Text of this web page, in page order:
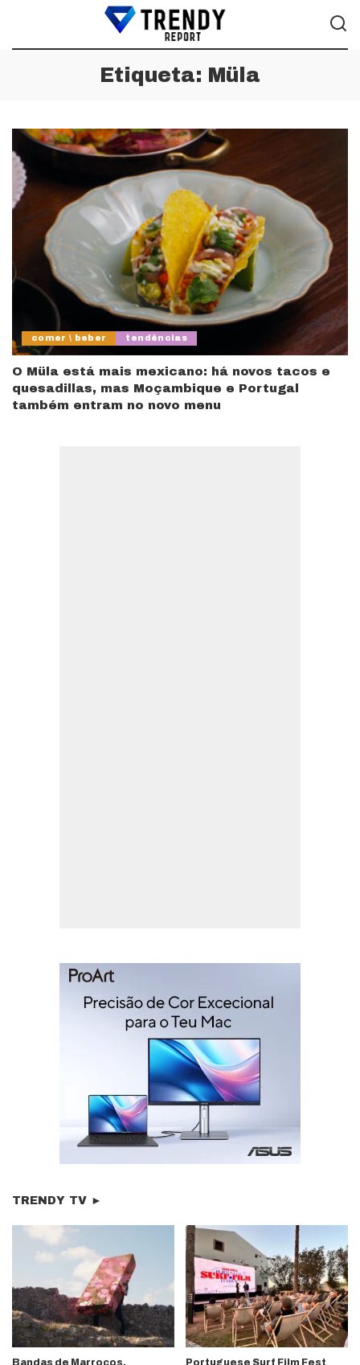
Etiqueta: Müla
comer \ beber tendências
O Müla está mais mexicano: há novos tacos e
quesadillas, mas Moçambique e Portugal
também entram no novo menu
TRENDY TV ►
Bandas de Marrocos,
Portuguese Surf Film Fest